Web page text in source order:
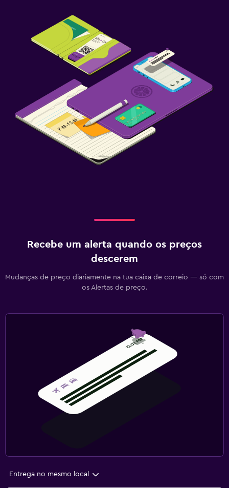
Recebe um alerta quando os preços
descerem
Mudanças de preço diariamente na tua caixa de correio — só com
os Alertas de preço.
Entrega no mesmo local